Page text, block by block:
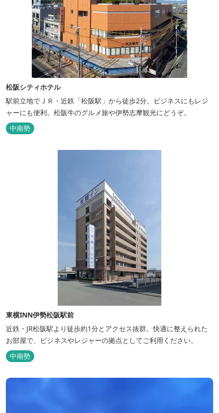
松阪シティホテル
駅前立地でＪＲ・近鉄「松阪駅」から徒歩2分。ビジネスにもレジ
ャーにも便利。松阪牛のグルメ旅や伊勢志摩観光にどうぞ。
中南勢
東横INN伊勢松阪駅前
近鉄・JR松阪駅より徒歩約1分とアクセス抜群。快適に整えられた
お部屋で、ビジネスやレジャーの拠点としてご利用ください。
中南勢